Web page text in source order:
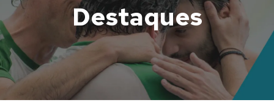
Destaques